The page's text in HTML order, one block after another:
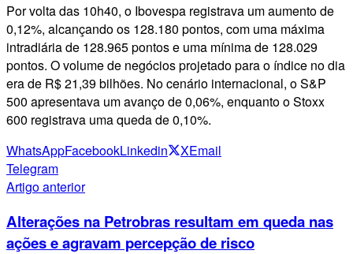
Por volta das 10h40, o Ibovespa registrava um aumento de
0,12%, alcançando os 128.180 pontos, com uma máxima
intradiária de 128.965 pontos e uma mínima de 128.029
pontos. O volume de negócios projetado para o índice no dia
era de R$ 21,39 bilhões. No cenário internacional, o S&P
500 apresentava um avanço de 0,06%, enquanto o Stoxx
600 registrava uma queda de 0,10%.
WhatsAppFacebookLinkedin XEmail
Telegram
Artigo anterior
Alterações na Petrobras resultam em queda nas
ações e agravam percepção de risco